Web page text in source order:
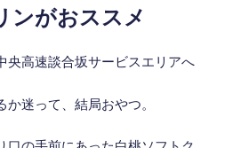
ンがおススメ
央高速談合坂サービスエリアへ
迷って、結局おやつ。